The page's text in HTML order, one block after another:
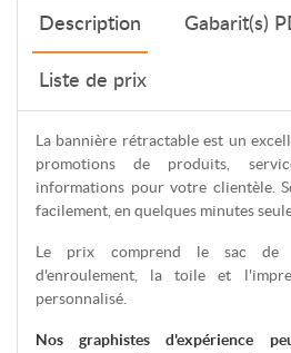
Description Gabarit(s)
Liste de prix
La bannière rétractable est un
promotions de produits,
informations pour votre clientèle.
facilement, en quelques minutes
Le prix comprend le sac de
d'enroulement, la toile et
personnalisé.
Nos graphistes d'expérience